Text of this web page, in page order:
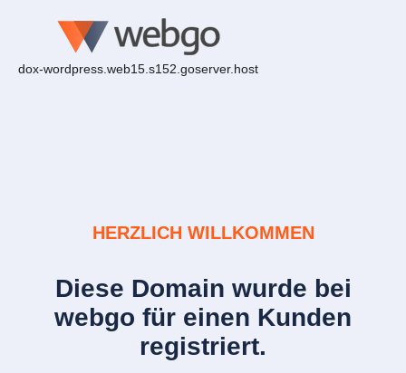
dox-wordpress.web15.s152.goserver.host
HERZLICH WILLKOMMEN
Diese Domain wurde bei
webgo für einen Kunden
registriert.